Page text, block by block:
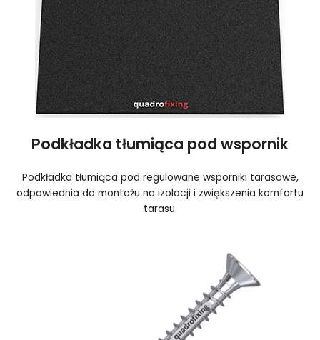
Podkładka tłumiąca pod wspornik
Podkładka tłumiąca pod regulowane wsporniki tarasowe,
odpowiednia do montażu na izolacji i zwiększenia komfortu
tarasu.